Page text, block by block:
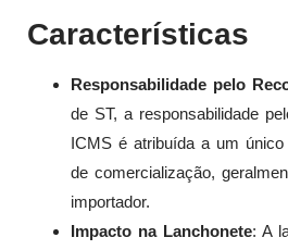
Características
Responsabilidade pelo
de ST, a responsabilidade
ICMS é atribuída a um
de comercialização,
importador.
Impacto na Lanchonete: A